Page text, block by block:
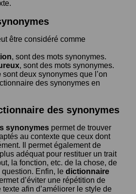
être considéré comme
, sont des mots synonymes.
, sont des mots synonymes.
sont deux synonymes que l’on
des synonymes en
des synonymes
synonymes permet de trouver
au contexte que ceux dont
Il permet également de
adéquat pour restituer un trait
la fonction, etc. de la chose, de
question. Enfin, le dictionnaire
d’éviter une répétition de
afin d’améliorer le style de